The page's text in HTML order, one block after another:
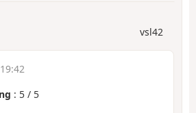
vsl42
: 5 / 5